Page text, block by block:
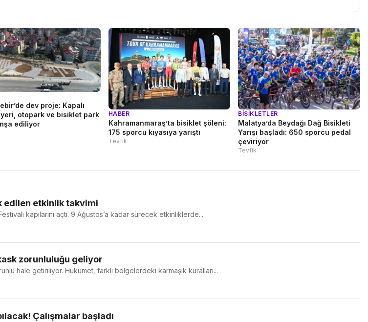
dev proje: Kapalı
otopark ve bisiklet park
ediliyor
HABER
Kahramanmaraş’ta bisiklet şöleni:
175 sporcu kıyasıya yarıştı
Tevfik
BISIKLETLER
Malatya’da Beydağı Dağ Bisikleti
Yarışı başladı: 650 sporcu pedal
çeviriyor
Tevfik
edilen etkinlik takvimi
kapılarını açtı. 9 Ağustos’a kadar sürecek etkinliklerde...
zorunluluğu geliyor
hale getiriliyor. Hükümet, farklı bölgelerdeki karmaşık kuralları...
Çalışmalar başladı